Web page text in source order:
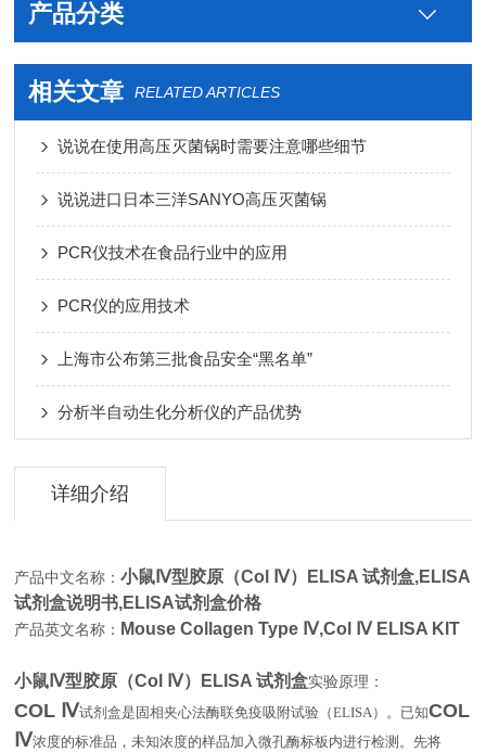
产品分类
相关文章 RELATED ARTICLES
说说在使用高压灭菌锅时需要注意哪些细节
说说进口日本三洋SANYO高压灭菌锅
PCR仪技术在食品行业中的应用
PCR仪的应用技术
上海市公布第三批食品安全“黑名单”
分析半自动生化分析仪的产品优势
详细介绍
产品中文名称：小鼠Ⅳ型胶原（Col Ⅳ）ELISA 试剂盒,ELISA
试剂盒说明书,ELISA试剂盒价格
产品英文名称： Mouse Collagen Type Ⅳ,Col Ⅳ ELISA KIT
小鼠Ⅳ型胶原（Col Ⅳ）ELISA 试剂盒实验原理：
COL Ⅳ试剂盒是固相夹心法酶联免疫吸附试验（ELISA）。已知COL
Ⅳ浓度的标准品，未知浓度的样品加入微孔酶标板内进行检测。先将